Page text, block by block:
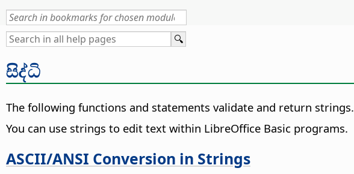
සිද්ධි
The following functions and statements validate and return strings.
You can use strings to edit text within LibreOffice Basic programs.
ASCII/ANSI Conversion in Strings